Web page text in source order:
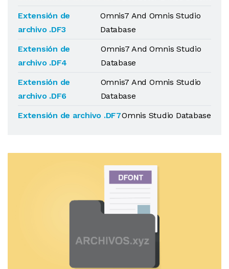
Extensión de
archivo .DF3
Omnis7 And Omnis Studio
Database
Extensión de
archivo .DF4
Omnis7 And Omnis Studio
Database
Extensión de
archivo .DF6
Omnis7 And Omnis Studio
Database
Extensión de archivo .DF7Omnis Studio Database